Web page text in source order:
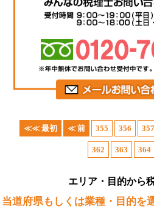
≪≪ 最初 ≪ 前 355 356 357
362 363 364
エリア・目的から
当道府県もしくは業種・目的を